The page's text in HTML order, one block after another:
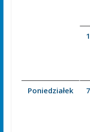
Poniedziałek